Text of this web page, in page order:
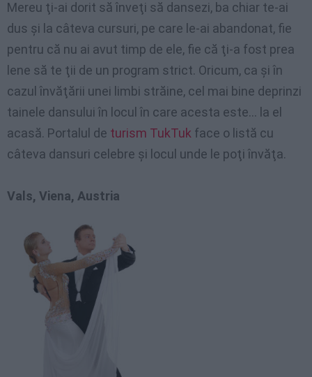
Mereu ţi-ai dorit să înveţi să dansezi, ba chiar te-ai
dus şi la câteva cursuri, pe care le-ai abandonat, fie
pentru că nu ai avut timp de ele, fie că ţi-a fost prea
lene să te ţii de un program strict. Oricum, ca şi în
cazul învăţării unei limbi străine, cel mai bine deprinzi
tainele dansului în locul în care acesta este… la el
acasă. Portalul de turism TukTuk face o listă cu
câteva dansuri celebre şi locul unde le poţi învăţa.
Vals, Viena, Austria